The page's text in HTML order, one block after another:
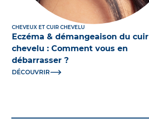
CHEVEUX ET CUIR CHEVELU
Eczéma & démangeaison du cuir
chevelu : Comment vous en
débarrasser ?
DÉCOUVRIR